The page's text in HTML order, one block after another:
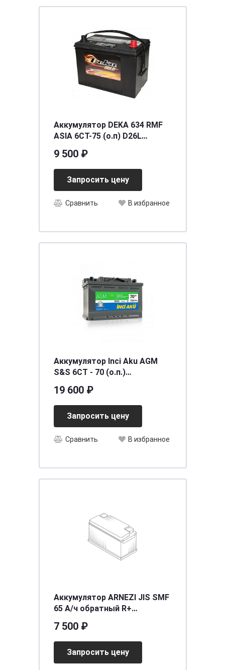
Аккумулятор DEKA 634 RMF
ASIA 6СТ-75 (о.п) D26L
[д260ш173в200(222)/690]
[D26]
9 500 ₽
Запросить цену
Сравнить В избранное
Аккумулятор Inci Aku AGM
S&S 6СТ - 70 (о.п.)
19 600 ₽
Запросить цену
Сравнить В избранное
Аккумулятор ARNEZI JIS SMF
65 А/ч обратный R+
7 500 ₽
Запросить цену